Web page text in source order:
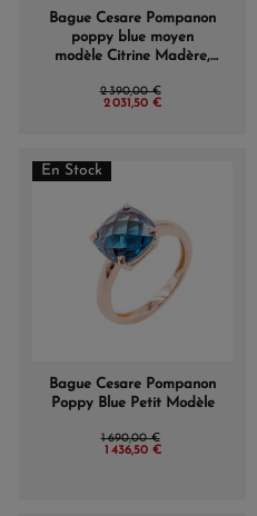
Bague Cesare Pompanon
poppy blue moyen
modèle Citrine Madère,
2 390,00 €
2 031,50 €
En Stock
Bague Cesare Pompanon
Poppy Blue Petit Modèle
1 690,00 €
1 436,50 €